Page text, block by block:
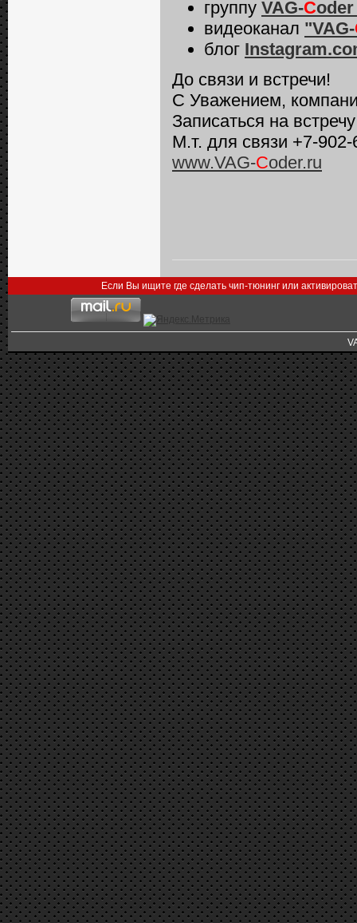
группу VAG-C
видеоканал "VAG-
блог
До связи и встречи!
С Уважением,
Записаться на
М.т. для связи +7-
www.VAG-Coder.ru
Если Вы ищите где сделать чип-тюнинг или